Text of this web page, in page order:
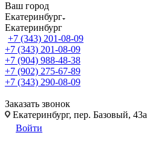
Ваш город
Екатеринбург
Екатеринбург
+7 (343) 201-08-09
+7 (343) 201-08-09
+7 (904) 988-48-38
+7 (902) 275-67-89
+7 (343) 290-08-09
Заказать звонок
Екатеринбург, пер. Базовый, 43а
Войти